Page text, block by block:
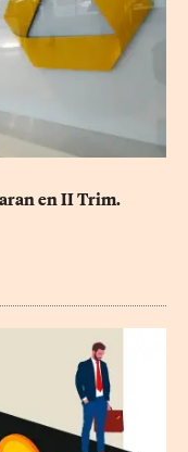
en II Trim.